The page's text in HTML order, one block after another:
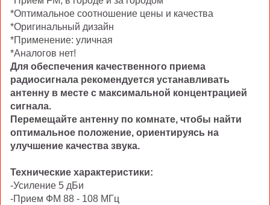
*Оптимальное соотношение цены и качества
*Оригинальный дизайн
*Применение: уличная
*Аналогов нет!
Для обеспечения качественного приема
радиосигнала рекомендуется устанавливать
антенну в месте с максимальной концентрацией
сигнала.
Перемещайте антенну по комнате, чтобы найти
оптимальное положение, ориентируясь на
улучшение качества звука.
Технические характеристики:
-Усиление 5 дБи
-Прием ФМ 88 - 108 МГц